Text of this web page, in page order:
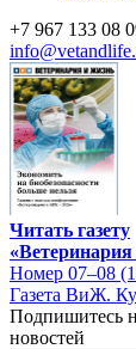
+7 967 133 08
Читать газету
Номер 07–08
Газета ВиЖ.
Подпишитесь
новостей